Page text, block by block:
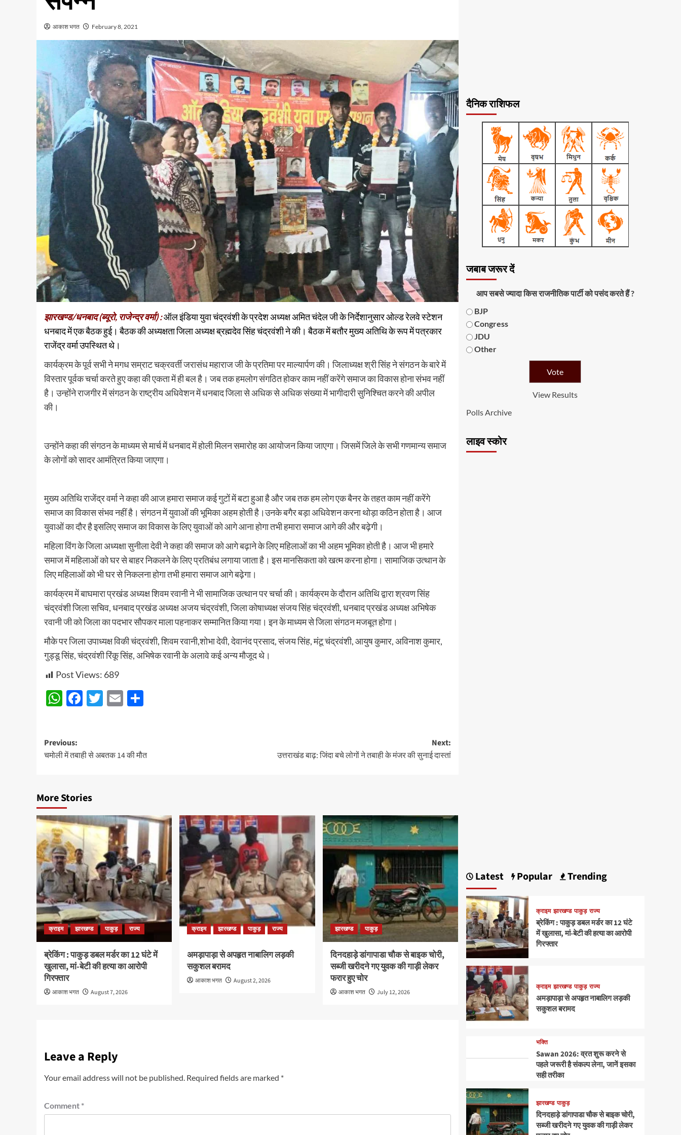
आकाश भगत February 8, 2021
झारखण्ड/धनबाद (ब्यूरो, राजेन्द्र वर्मा) :ऑल इंडिया युवा चंद्रवंशी के प्रदेश अध्यक्ष अमित चंदेल जी के निर्देशानुसार ओल्ड रेलवे स्टेशन
धनबाद में एक बैठक हुई। बैठक की अध्यक्षता जिला अध्यक्ष ब्रह्मदेव सिंह चंद्रवंशी ने की। बैठक में बतौर मुख्य अतिथि के रूप में पत्रकार
राजेंद्र वर्मा उपस्थित थे।
कार्यक्रम के पूर्व सभी ने मगध सम्राट चक्रवर्ती जरासंध महाराज जी के प्रतिमा पर माल्यार्पण की। जिलाध्यक्ष श्री सिंह ने संगठन के बारे में
विस्तार पूर्वक चर्चा करते हुए कहा की एकता में ही बल है। जब तक हमलोग संगठित होकर काम नहीं करेंगे समाज का विकास होना संभव नहीं
है। उन्होंने राजगीर में संगठन के राष्ट्रीय अधिवेशन में धनबाद जिला से अधिक से अधिक संख्या में भागीदारी सुनिश्चित करने की अपील
की।
उन्होंने कहा की संगठन के माध्यम से मार्च में धनबाद में होली मिलन समारोह का आयोजन किया जाएगा। जिसमें जिले के सभी गणमान्य समाज
के लोगों को सादर आमंत्रित किया जाएगा।
मुख्य अतिथि राजेंद्र वर्मा ने कहा की आज हमारा समाज कई गुटों में बटा हुआ है और जब तक हम लोग एक बैनर के तहत काम नहीं करेंगे
समाज का विकास संभव नहीं है। संगठन में युवाओं की भूमिका अहम होती है।उनके बगैर बड़ा अधिवेशन करना थोड़ा कठिन होता है। आज
युवाओं का दौर है इसलिए समाज का विकास के लिए युवाओं को आगे आना होगा तभी हमारा समाज आगे की और बढ़ेगी।
महिला विंग के जिला अध्यक्षा सुनीला देवी ने कहा की समाज को आगे बढ़ाने के लिए महिलाओं का भी अहम भूमिका होती है। आज भी हमारे
समाज में महिलाओं को घर से बाहर निकलने के लिए प्रतिबंध लगाया जाता है। इस मानसिकता को खत्म करना होगा। सामाजिक उत्थान के
लिए महिलाओं को भी घर से निकलना होगा तभी हमारा समाज आगे बढ़ेगा।
कार्यक्रम में बाघमारा प्रखंड अध्यक्ष शिवम रवानी ने भी सामाजिक उत्थान पर चर्चा की। कार्यक्रम के दौरान अतिथि द्वारा श्रवण सिंह
चंद्रवंशी जिला सचिव, धनबाद प्रखंड अध्यक्ष अजय चंद्रवंशी, जिला कोषाध्यक्ष संजय सिंह चंद्रवंशी, धनबाद प्रखंड अध्यक्ष अभिषेक
रवानी जी को जिला का पदभार सौपकर माला पहनाकर सम्मानित किया गया। इन के माध्यम से जिला संगठन मजबूत होगा।
मौके पर जिला उपाध्यक्ष विकी चंद्रवंशी, शिवम रवानी,शोभा देवी, देवानंद प्रसाद, संजय सिंह, मंटू चंद्रवंशी, आयुष कुमार, अविनाश कुमार,
गुड्डू सिंह, चंद्रवंशी रिंकू सिंह, अभिषेक रवानी के अलावे कई अन्य मौजूद थे।
Post Views: 689
WhatsApp
Facebook
Twitter
Email
Post
navigation
Previous:
चमोली में तबाही से अबतक 14 की मौत
Next:
उत्तराखंड बाढ़: जिंदा बचे लोगों ने तबाही के मंजर की सुनाई दास्तां
More Stories
क्राइम झारखण्ड पाकुड़ राज्य
ब्रेकिंग : पाकुड़ डबल मर्डर का 12 घंटे में
खुलासा, मां-बेटी की हत्या का आरोपी
गिरफ्तार
आकाश भगत August 7, 2026
क्राइम झारखण्ड पाकुड़ राज्य
अमड़ापाड़ा से अपहृत नाबालिग लड़की
सकुशल बरामद
आकाश भगत August 2, 2026
झारखण्ड पाकुड़
दिनदहाड़े डांगापाडा चौक से बाइक चोरी,
सब्जी खरीदने गए युवक की गाड़ी लेकर
फरार हुए चोर
आकाश भगत July 12, 2026
Leave a Reply
Your email address will not be published. Required fields are marked *
Comment *
दैनिक राशिफल
जबाब जरूर दें
आप सबसे ज्यादा किस राजनीतिक पार्टी को पसंद करते हैं ?
BJP
Congress
JDU
Other
View Results
Polls Archive
लाइव स्कोर
Latest Popular Trending
क्राइम झारखण्ड पाकुड़ राज्य
ब्रेकिंग : पाकुड़ डबल मर्डर का 12 घंटे
में खुलासा, मां-बेटी की हत्या का आरोपी
गिरफ्तार
क्राइम झारखण्ड पाकुड़ राज्य
अमड़ापाड़ा से अपहृत नाबालिग लड़की
सकुशल बरामद
भक्ति
Sawan 2026: व्रत शुरू करने से
पहले जरूरी है संकल्प लेना, जानें इसका
सही तरीका
झारखण्ड पाकुड़
दिनदहाड़े डांगापाडा चौक से बाइक चोरी,
सब्जी खरीदने गए युवक की गाड़ी लेकर